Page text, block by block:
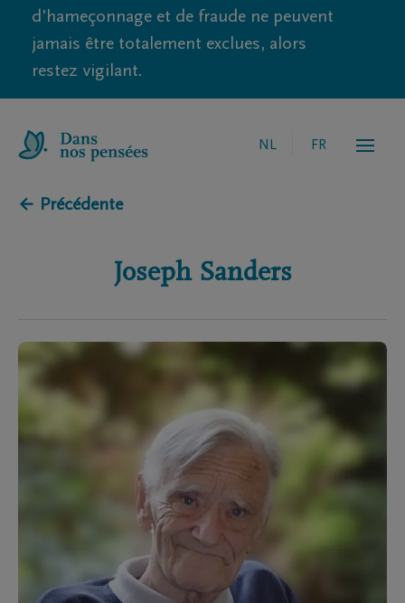
d'hameçonnage et de fraude ne peuvent
jamais être totalement exclues, alors
restez vigilant.
NL FR
← Précédente
Joseph Sanders